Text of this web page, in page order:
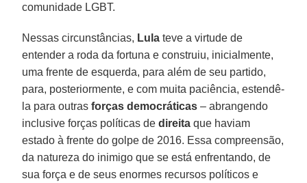
comunidade LGBT.
Nessas circunstâncias, Lula teve a virtude de
entender a roda da fortuna e construiu, inicialmente,
uma frente de esquerda, para além de seu partido,
para, posteriormente, e com muita paciência, estendê-
la para outrasforças democráticas – abrangendo
inclusive forças políticas dedireita que haviam
estado à frente do golpe de 2016. Essa compreensão,
da natureza do inimigo que se está enfrentando, de
sua força e de seus enormes recursos políticos e